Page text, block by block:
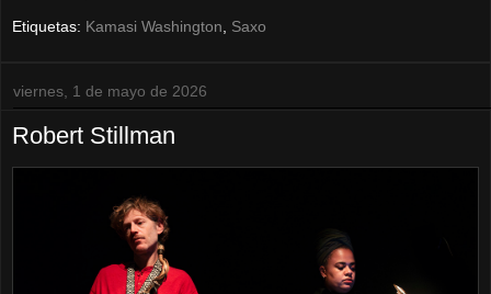
Etiquetas: Kamasi Washington Saxo
viernes, 1 de mayo de 2026
Robert Stillman